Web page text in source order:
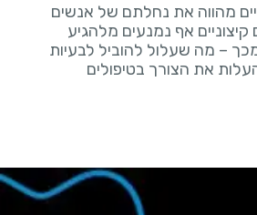
מהווה את נחלתם של אנשים
אף נמנעים מלהגיע
– מה שעלול להוביל לבעיות
את הצורך בטיפולים